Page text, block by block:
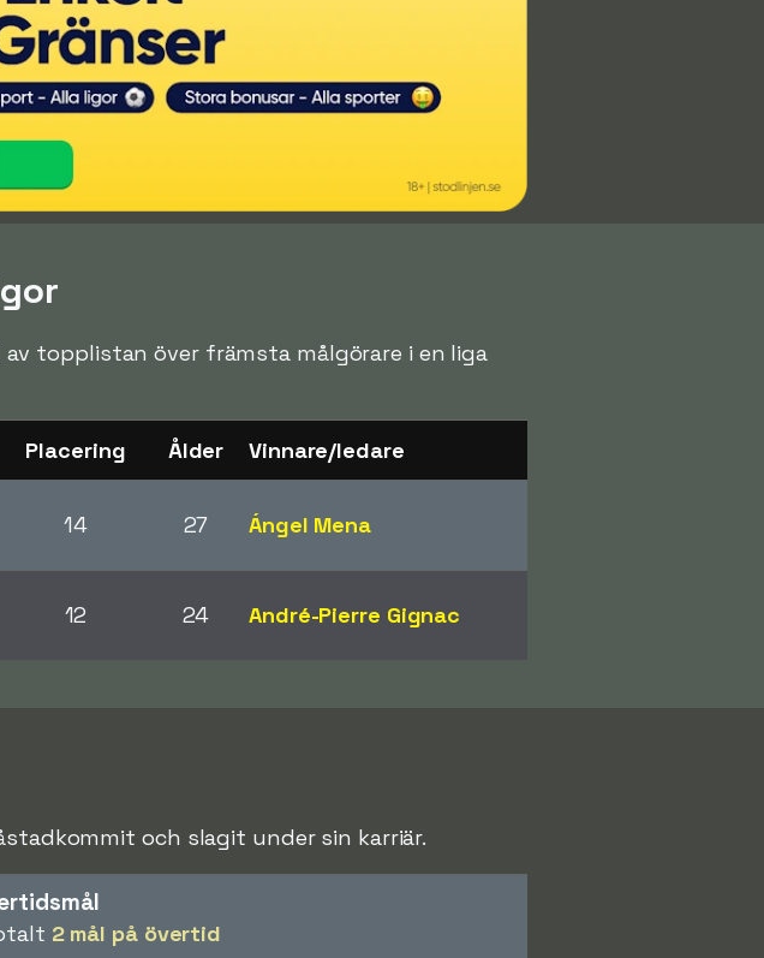
topplistan över främsta målgörare i en liga
Placering Ålder Vinnare/ledare
14 27 Ángel Mena
12 24 André-Pierre Gignac
och slagit under sin karriär.
2 mål på övertid